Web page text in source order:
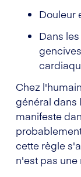
Douleur
Dans
Chez
général dans
manifeste
cette règle
n'est pas